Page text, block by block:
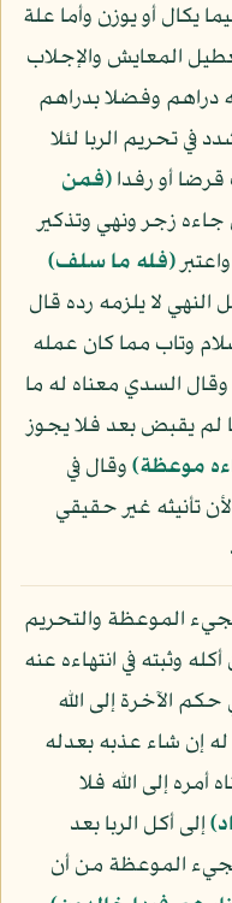
يكال أو يوزن وأما علة
المعايش والإجلاب
دراهم وفضلا بدراهم
في تحريم الربا لئلا
أو رفدا﴿فمن
زجر ونهي وتذكير
﴿فله ما سلف﴾
النهي لا يلزمه رده قال
وتاب مما كان عمله
السدي معناه له ما
لم يقبض بعد فلا يجوز
موعظة﴾وقال في
لأن تأنيثه غير حقيقي
الموعظة والتحريم
وثبته في انتهاءه عنه
الآخرة إلى الله
إن شاء عذبه بعدله
إلى الله فلا
إلى أكل الربا بعد
الموعظة من أن